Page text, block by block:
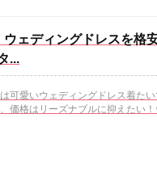
ウェディングドレスを格
...
可愛いウェディングドレス着た
価格はリーズナブルに抑えたい